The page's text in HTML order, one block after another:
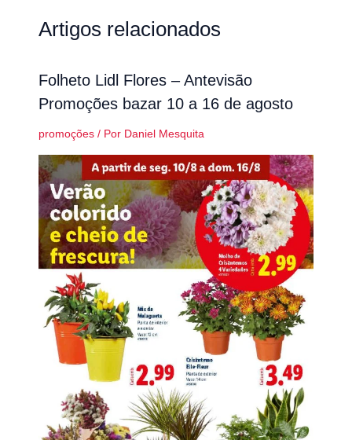
Artigos relacionados
Folheto Lidl Flores – Antevisão
Promoções bazar 10 a 16 de agosto
promoções/ Por Daniel Mesquita